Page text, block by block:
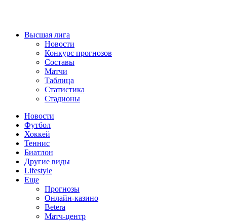
Высшая лига
Новости
Конкурс прогнозов
Составы
Матчи
Таблица
Статистика
Стадионы
Новости
Футбол
Хоккей
Теннис
Биатлон
Другие виды
Lifestyle
Еще
Прогнозы
Онлайн-казино
Betera
Матч-центр